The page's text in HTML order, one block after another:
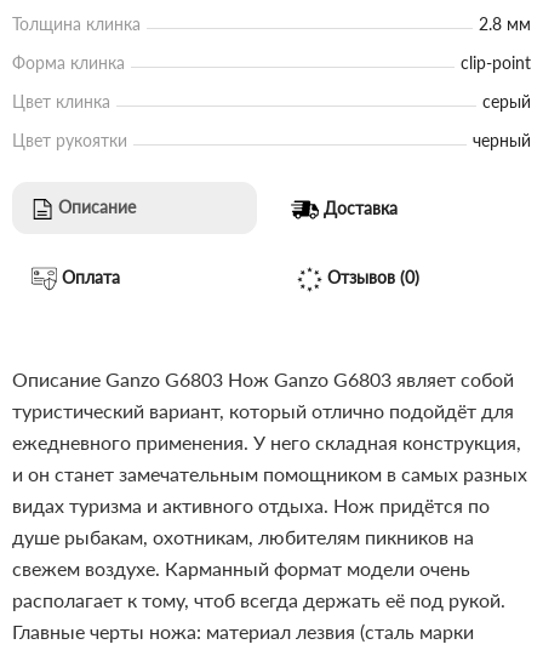
Толщина клинка
2.8 мм
Форма клинка
clip-point
Цвет клинка
серый
Цвет рукоятки
черный
Описание Доставка
Оплата Отзывов (0)
Описание Ganzo G6803 Нож Ganzo G6803 являет собой
туристический вариант, который отлично подойдёт для
ежедневного применения. У него складная конструкция,
и он станет замечательным помощником в самых разных
видах туризма и активного отдыха. Нож придётся по
душе рыбакам, охотникам, любителям пикников на
свежем воздухе. Карманный формат модели очень
располагает к тому, чтоб всегда держать её под рукой.
Главные черты ножа: материал лезвия (сталь марки